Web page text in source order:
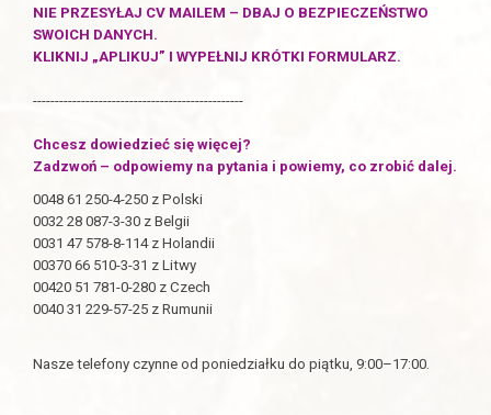
NIE PRZESYŁAJ CV MAILEM – DBAJ O BEZPIECZEŃSTWO
SWOICH DANYCH.
KLIKNIJ „APLIKUJ” I WYPEŁNIJ KRÓTKI FORMULARZ.
------------------------------------------------
Chcesz dowiedzieć się więcej?
Zadzwoń – odpowiemy na pytania i powiemy, co zrobić dalej.
0048 61 250-4-250 z Polski
0032 28 087-3-30 z Belgii
0031 47 578-8-114 z Holandii
00370 66 510-3-31 z Litwy
00420 51 781-0-280 z Czech
0040 31 229-57-25 z Rumunii
Nasze telefony czynne od poniedziałku do piątku, 9:00–17:00.